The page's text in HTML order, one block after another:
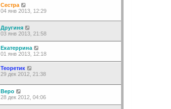
Сестра
04 янв 2013, 12:29
Другиня
03 янв 2013, 21:58
Екатеррина
01 янв 2013, 12:18
Теоретик
29 дек 2012, 21:38
Веро
28 дек 2012, 04:06